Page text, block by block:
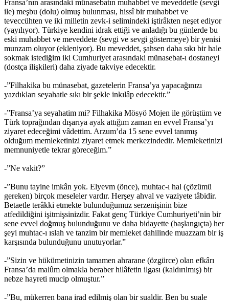
Fransa’nın arasındaki münasebatın muhabbet ve meveddetle (sevgi
ile) meşbu (dolu) olmuş bulunması, hissî bir muhabbet ve
teveccühten ve iki milletin zevk-i selimindeki iştirâkten neşet ediyor
(yayılıyor). Türkiye kendini idrak ettiği ve anladığı bu günlerde bu
eski muhabbet ve meveddete (sevgi ve sevgi göstermeye) bir yenisi
munzam oluyor (ekleniyor). Bu meveddet, şahsen daha sıkı bir hale
sokmak istediğim iki Cumhuriyet arasındaki münasebat-ı dostaneyi
(dostça ilişkileri) daha ziyade takviye edecektir.
-”Filhakika bu münasebat, gazetelerin Fransa’ya yapacağınızı
yazdıkları seyahatle sıkı bir şekle inkılâp edecektir.”
-”Fransa’ya seyahatim mi? Filhakika Mösyö Mojen ile görüştüm ve
Türk toprağından dışarıya ayak attığım zaman en evvel Fransa’yı
ziyaret edeceğimi vâdettim. Arzum’da 15 sene evvel tanımış
olduğum memleketinizi ziyaret etmek merkezindedir. Memleketinizi
memnuniyetle tekrar göreceğim.”
-”Ne vakit?”
-”Bunu tayine imkân yok. Elyevm (önce), muhtac-ı hal (çözümü
gereken) birçok meseleler vardır. Herşey ahval ve vaziyete tâbidir.
Betaetle terâkki etmekte bulunduğumuz serzenişinin bize
atfedildiğini işitmişsinizdir. Fakat genç Türkiye Cumhuriyeti’nin bir
sene evvel doğmuş bulunduğunu ve daha bidayette (başlangıçta) her
şeyi muhtac-ı ıslah ve tanzim bir memleket dahilinde muazzam bir iş
karşısında bulunduğunu unutuyorlar.”
-”Sizin ve hükümetinizin tamamen ahrarane (özgürce) olan efkârı
Fransa’da malûm olmakla beraber hilâfetin ilgası (kaldırılmış) bir
nebze hayreti mucip olmuştur.”
-”Bu, mükerren bana irad edilmiş olan bir sualdir. Ben bu suale